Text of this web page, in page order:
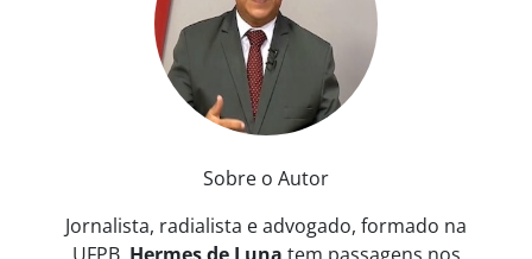
Sobre o Autor
Jornalista, radialista e advogado, formado na
UFPB, Hermes de Luna tem passagens nos